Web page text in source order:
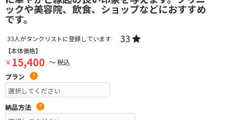
ックや美容院、飲食、ショップなどにおすすめ
です。
33人がタンクリストに登録しています 33
【本体価格】
￥ 15,400 ～ 税込
プラン
?
納品方法 ?